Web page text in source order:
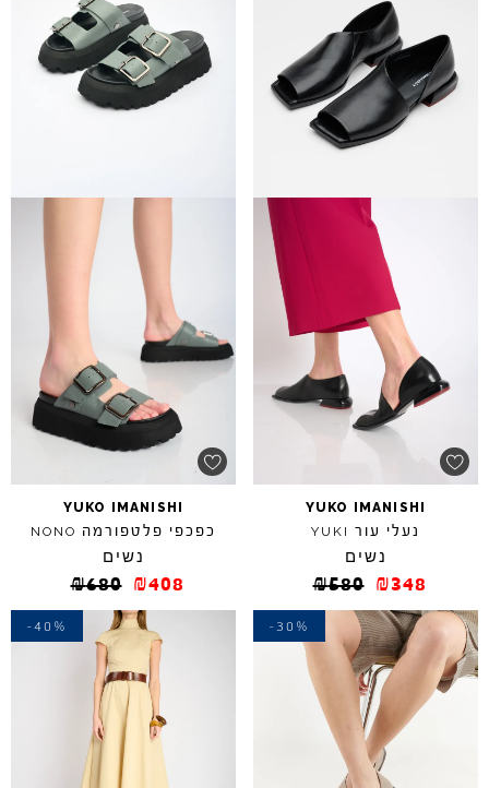
YUKO IMANISHI
נעלי עור YUKI
נשים
₪580 ₪348
YUKO IMANISHI
כפכפי פלטפורמה NONO
נשים
₪680 ₪408
-30%
-40%